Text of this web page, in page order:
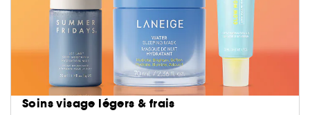
Soins visage légers & frais